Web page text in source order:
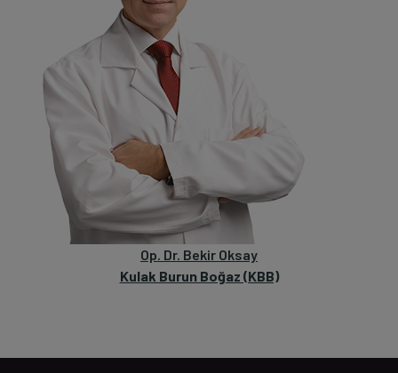
Op. Dr. Bekir Oksay
Kulak Burun Boğaz (KBB)